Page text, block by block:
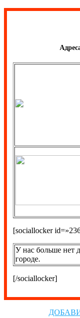
[sociallocker
У нас больше нет
городе.
[/sociallocker]